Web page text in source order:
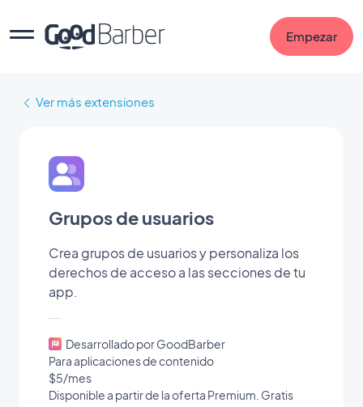
Empezar
Ver más extensiones
Grupos de usuarios
Crea grupos de usuarios y personaliza los
derechos de acceso a las secciones de tu
app.
Desarrollado por GoodBarber
Para aplicaciones de contenido
$5/mes
Disponible a partir de la oferta Premium. Gratis